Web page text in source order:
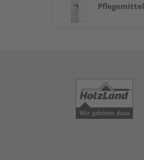
Pflegemittel